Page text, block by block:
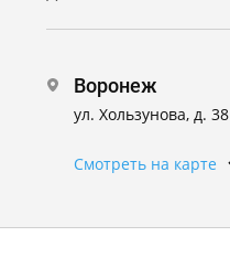
Воронеж
ул. Хользунова, д. 38
Смотреть на карте